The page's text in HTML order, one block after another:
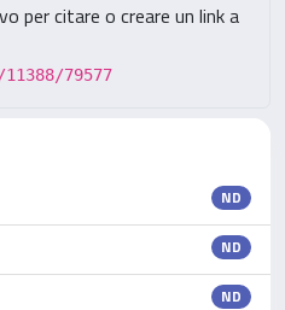
per citare o creare un link a
79577
ND
ND
ND